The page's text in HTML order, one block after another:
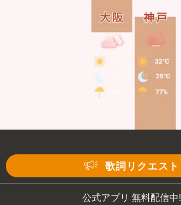
歌詞リクエスト
公式アプリ 無料配信中!